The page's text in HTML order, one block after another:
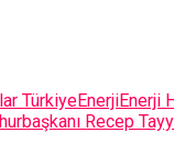
TürkiyeEnerjiEnerji
Recep